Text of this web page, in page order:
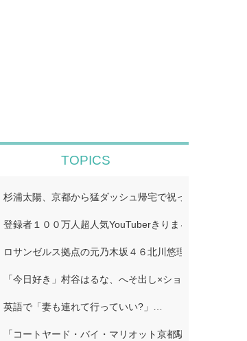
TOPICS
杉浦太陽、京都から猛ダッシュ帰宅で祝った夢空ちゃ
登録者１００万人超人気YouTuberきりまる、婚約者と
ロサンゼルス拠点の元乃木坂４６北川悠理、美肌輝く
「今日好き」村谷はるな、へそ出し×ショートパンツ
英語で「妻も連れて行っていい?」…
「コートヤード・バイ・マリオット京都駅」…